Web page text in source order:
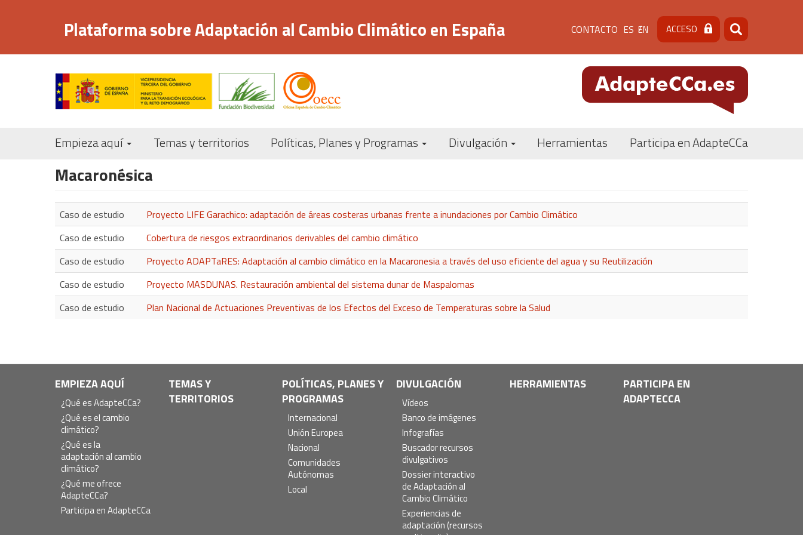
principal
Plataforma sobre Adaptación al Cambio Climático en España Menú
de
cabecera
[contacto]
CONTACTO ES EN ACCESO Buscar
Buscar
Navegación
Empieza aquí Temas y territorios Políticas, Planes y Programas Divulgación Herramientas Participa en AdapteCCa
Macaronésica
Caso de estudio
Proyecto LIFE Garachico: adaptación de áreas costeras urbanas frente a inundaciones por Cambio Climático
Caso de estudio
Cobertura de riesgos extraordinarios derivables del cambio climático
Caso de estudio
Proyecto ADAPTaRES: Adaptación al cambio climático en la Macaronesia a través del uso eficiente del agua y su Reutilización
Caso de estudio
Proyecto MASDUNAS. Restauración ambiental del sistema dunar de Maspalomas
Caso de estudio
Plan Nacional de Actuaciones Preventivas de los Efectos del Exceso de Temperaturas sobre la Salud
Navegación
principal
EMPIEZA AQUÍ
¿Qué es AdapteCCa?
¿Qué es el cambio
climático?
¿Qué es la
adaptación al cambio
climático?
¿Qué me ofrece
AdapteCCa?
Participa en AdapteCCa
TEMAS Y
TERRITORIOS
POLÍTICAS, PLANES Y
PROGRAMAS
Internacional
Unión Europea
Nacional
Comunidades
Autónomas
Local
DIVULGACIÓN
Vídeos
Banco de imágenes
Infografías
Buscador recursos
divulgativos
Dossier interactivo
de Adaptación al
Cambio Climático
Experiencias de
adaptación (recursos
HERRAMIENTAS
PARTICIPA EN
ADAPTECCA